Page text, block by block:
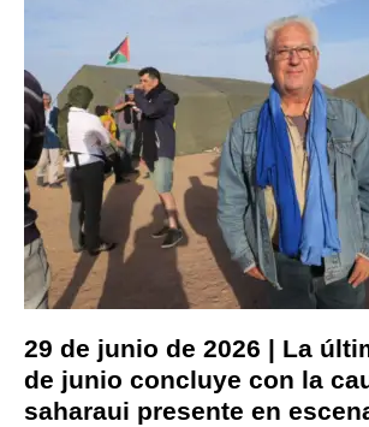
29 de junio de 2026 | La
de junio concluye con la
saharaui presente en